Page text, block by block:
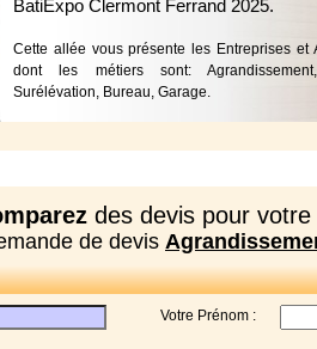
BatiExpo Clermont Ferrand 2025.
Cette allée vous présente les Entreprises et
dont les métiers sont:
Surélévation, Bureau, Garage.
des devis pour votre
de devis
Votre Prénom :